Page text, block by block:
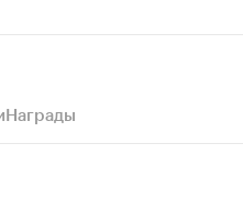
Награды